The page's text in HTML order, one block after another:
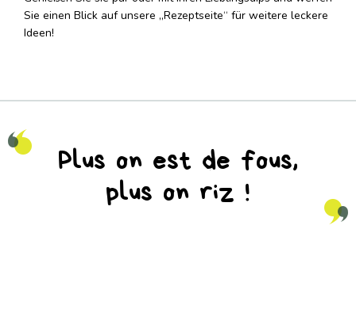
Sie einen Blick auf unsere „Rezeptseite“ für weitere leckere
Ideen!
Plus on est de fous,
plus on riz !